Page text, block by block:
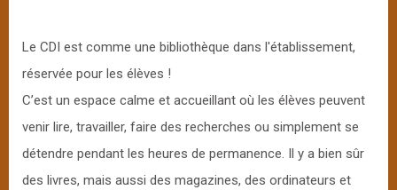
Le CDI est comme une bibliothèque dans l'établissement,
réservée pour les élèves !
C’est un espace calme et accueillant où les élèves peuvent
venir lire, travailler, faire des recherches ou simplement se
détendre pendant les heures de permanence. Il y a bien sûr
des livres, mais aussi des magazines, des ordinateurs et